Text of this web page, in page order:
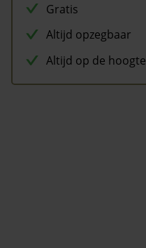
Gratis
Altijd opzegbaar
Altijd op de hoogte